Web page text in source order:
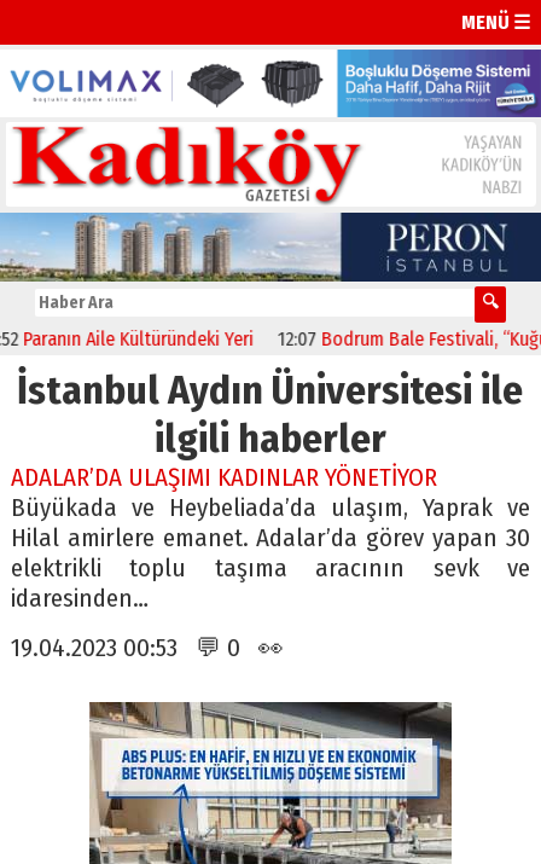
MENÜ ☰
Paranın Aile Kültüründeki Yeri 12:07 Bodrum Bale Festivali, “Kuğu
İstanbul Aydın Üniversitesi ile
ilgili haberler
ADALAR’DA ULAŞIMI KADINLAR YÖNETİYOR
Büyükada ve Heybeliada’da ulaşım, Yaprak ve
Hilal amirlere emanet. Adalar’da görev yapan 30
elektrikli toplu taşıma aracının sevk ve
idaresinden…
19.04.2023 00:53 💬 0 👀